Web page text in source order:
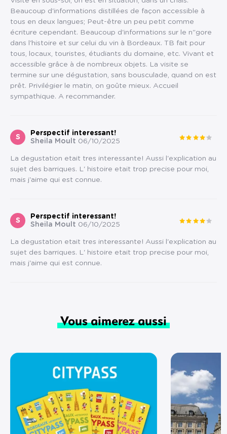
Beaucoup d'informations distillées de façon accessible à
tous en deux langues; Peut-être un peu petit comme
écriture cependant. Beaucoup d'informations sur le n"gore
dans l'histoire et sur celui du vin à Bordeaux. TB fait pour
tous, locaux, touristes, étudiants du domaine, etc. Vivant et
accessible grâce à de nombreux objets. La visite se
termine sur une dégustation, sans bousculade, quand on est
prêt. Privilégier le matin, on goûte mieux. Accueil
sympathique. A recommander.
S
Perspectif interessant!
Sheila Moult 06/10/2025
La degustation etait tres interessante! Aussi l'explication au
sujet des barriques. L' histoire etait trop precise pour moi,
mais j'aime qui est connue.
S
Perspectif interessant!
Sheila Moult 06/10/2025
La degustation etait tres interessante! Aussi l'explication au
sujet des barriques. L' histoire etait trop precise pour moi,
mais j'aime qui est connue.
Vous aimerez aussi